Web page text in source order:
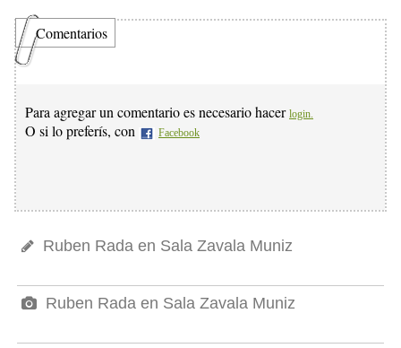
Comentarios
Para agregar un comentario es necesario hacer login.
O si lo preferís, con Facebook
Ruben Rada en Sala Zavala Muniz
Ruben Rada en Sala Zavala Muniz